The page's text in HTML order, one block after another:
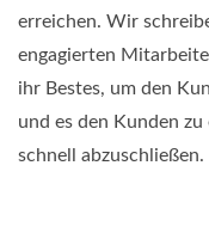
erreichen. Wir
engagierten
ihr Bestes, um den
und es den Kunden
schnell abzuschließen.